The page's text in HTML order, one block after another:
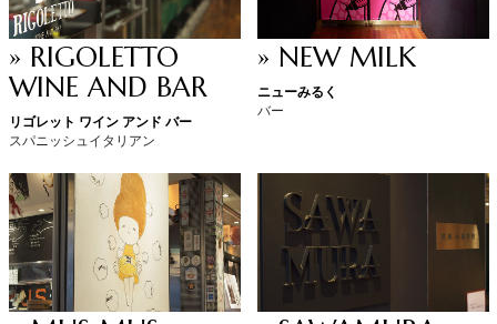
» RIGOLETTO
WINE AND BAR
リゴレット ワイン アンド バー
スパニッシュイタリアン
» NEW MILK
ニューみるく
バー